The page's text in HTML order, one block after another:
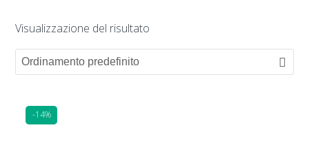
Visualizzazione del risultato
-14%